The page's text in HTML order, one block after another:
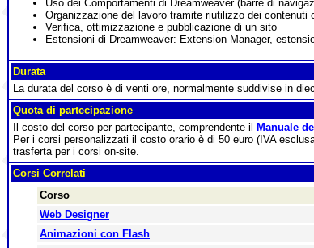
Uso dei Comportamenti di Dreamweaver (barre di
Organizzazione del lavoro tramite riutilizzo dei contenuti
Verifica, ottimizzazione e pubblicazione di un sito
Estensioni di Dreamweaver: Extension Manager,
Durata
La durata del corso è di venti ore, normalmente suddivise in
Quota di partecipazione
Il costo del corso per partecipante, comprendente il
Manuale
Per i corsi personalizzati il costo orario è di 50 euro (IVA
trasferta per i corsi on-site.
Corsi Correlati
Corso
Web Designer
Animazioni con Flash